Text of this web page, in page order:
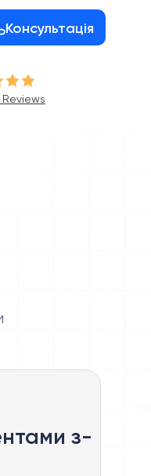
Консультація
з-